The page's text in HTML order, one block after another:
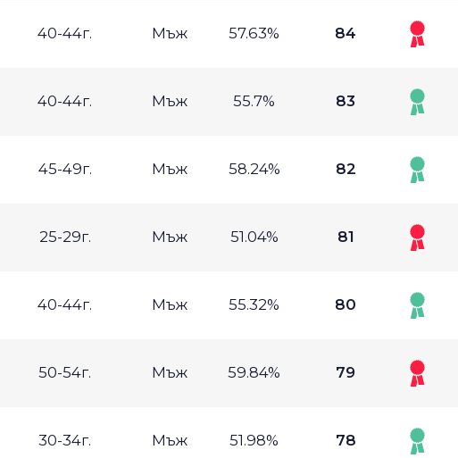
40-44г. Мъж 57.63% 84
40-44г. Мъж 55.7% 83
45-49г. Мъж 58.24% 82
25-29г. Мъж 51.04% 81
40-44г. Мъж 55.32% 80
50-54г. Мъж 59.84% 79
30-34г. Мъж 51.98% 78